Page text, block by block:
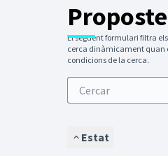
El següent formulari filtra
cerca dinàmicament quan
condicions de la cerca.
Estat